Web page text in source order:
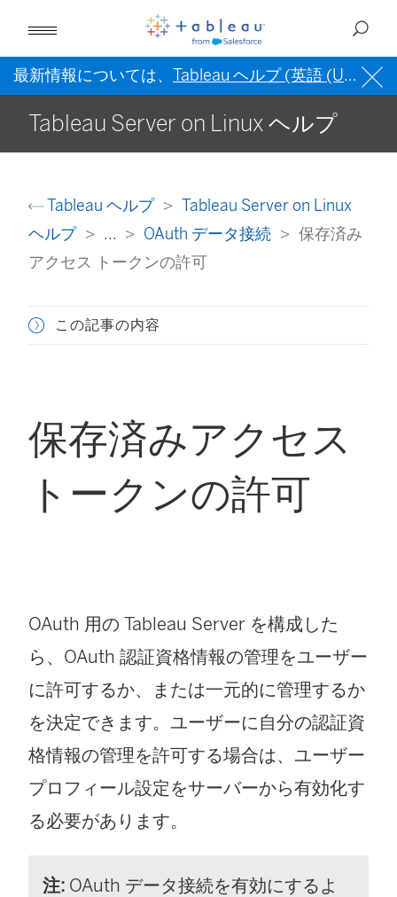
最新情報については、 Tableau ヘルプ (英語 (US)) を
Tableau Server on Linux ヘルプ
Tableau ヘルプ
Tableau Server on Linux
ヘルプ
... OAuth データ接続
保存済み
アクセス トークンの許可
この記事の内容
保存済みアクセス
トークンの許可
OAuth 用の Tableau Server を構成した
ら、OAuth 認証資格情報の管理をユーザー
に許可するか、または一元的に管理するか
を決定できます。ユーザーに自分の認証資
格情報の管理を許可する場合は、ユーザー
プロフィール設定をサーバーから有効化す
る必要があります。
注: OAuth データ接続を有効にするよ